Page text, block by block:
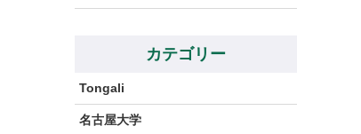
カテゴリー
Tongali
名古屋大学